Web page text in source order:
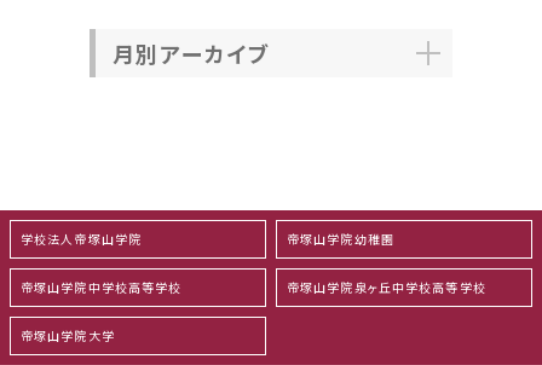
月別アーカイブ
学校法人帝塚山学院 帝塚山学院幼稚園
帝塚山学院中学校高等学校 帝塚山学院泉ヶ丘中学校高等学校
帝塚山学院大学